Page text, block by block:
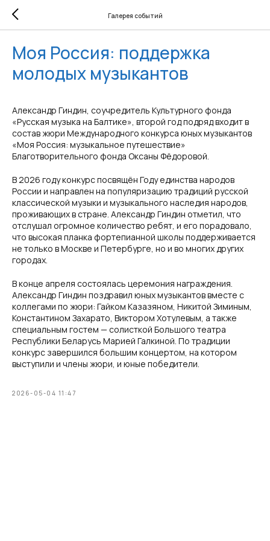
Галерея событий
Моя Россия: поддержка
молодых музыкантов
Александр Гиндин, соучредитель Культурного фонда
«Русская музыка на Балтике», второй год подряд входит в
состав жюри Международного конкурса юных музыкантов
«Моя Россия: музыкальное путешествие»
Благотворительного фонда Оксаны Фёдоровой.
В 2026 году конкурс посвящён Году единства народов
России и направлен на популяризацию традиций русской
классической музыки и музыкального наследия народов,
проживающих в стране. Александр Гиндин отметил, что
отслушал огромное количество ребят, и его порадовало,
что высокая планка фортепианной школы поддерживается
не только в Москве и Петербурге, но и во многих других
городах.
В конце апреля состоялась церемония награждения.
Александр Гиндин поздравил юных музыкантов вместе с
коллегами по жюри: Гайком Казазяном, Никитой Зиминым,
Константином Захарато, Виктором Хотулевым, а также
специальным гостем — солисткой Большого театра
Республики Беларусь Марией Галкиной. По традиции
конкурс завершился большим концертом, на котором
выступили и члены жюри, и юные победители.
2026-05-04 11:47